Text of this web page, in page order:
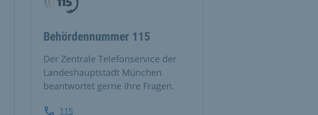
Behördennummer 115
Der Zentrale Telefonservice der
Landeshauptstadt München
beantwortet gerne Ihre Fragen.
115